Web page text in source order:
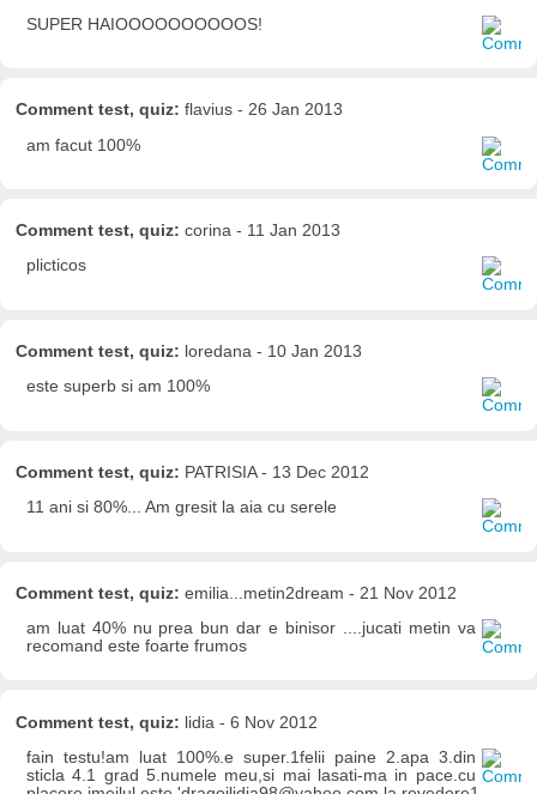
SUPER HAIOOOOOOOOOOS!
Comment test, quiz: flavius - 26 Jan 2013
am facut 100%
Comment test, quiz: corina - 11 Jan 2013
plicticos
Comment test, quiz: loredana - 10 Jan 2013
este superb si am 100%
Comment test, quiz: PATRISIA - 13 Dec 2012
11 ani si 80%... Am gresit la aia cu serele
Comment test, quiz: emilia...metin2dream - 21 Nov 2012
am luat 40% nu prea bun dar e binisor ....jucati metin va
recomand este foarte frumos
Comment test, quiz: lidia - 6 Nov 2012
fain testu!am luat 100%.e super.1felii paine 2.apa 3.din
sticla 4.1 grad 5.numele meu,si mai lasati-ma in pace.cu